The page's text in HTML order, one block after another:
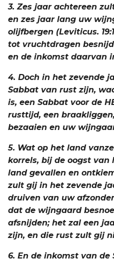
3. Zes jaar achtereen
en zes jaar lang uw
olijfbergen (Leviticus.
tot vruchtdragen
en de inkomst daarvan
4. Doch in het zevende
Sabbat van rust zijn,
is, een Sabbat voor de
rusttijd, een
bezaaien en uw
5. Wat op het land
korrels, bij de oogst van
land gevallen en
zult gij in het zevende
druiven van uw
dat de wijngaard
afsnijden; het zal een
zijn, en die rust zult gij
6. En de inkomst van